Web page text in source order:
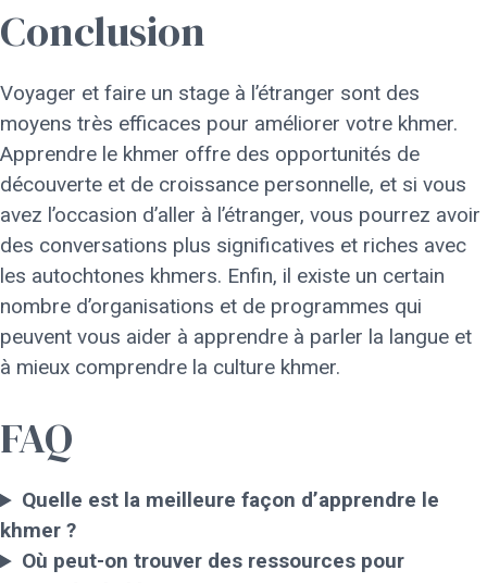
Conclusion
Voyager et faire un stage à l’étranger sont des
moyens très efficaces pour améliorer votre khmer.
Apprendre le khmer offre des opportunités de
découverte et de croissance personnelle, et si vous
avez l’occasion d’aller à l’étranger, vous pourrez avoir
des conversations plus significatives et riches avec
les autochtones khmers. Enfin, il existe un certain
nombre d’organisations et de programmes qui
peuvent vous aider à apprendre à parler la langue et
à mieux comprendre la culture khmer.
FAQ
Quelle est la meilleure façon d’apprendre le
khmer ?
Où peut-on trouver des ressources pour